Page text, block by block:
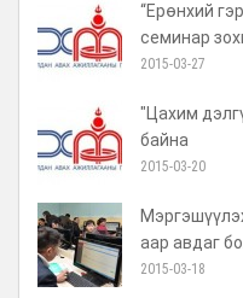
“Ерөнхий
семинар
2015-03-27
"Цахим
байна
2015-03-20
аар авдаг
2015-03-18